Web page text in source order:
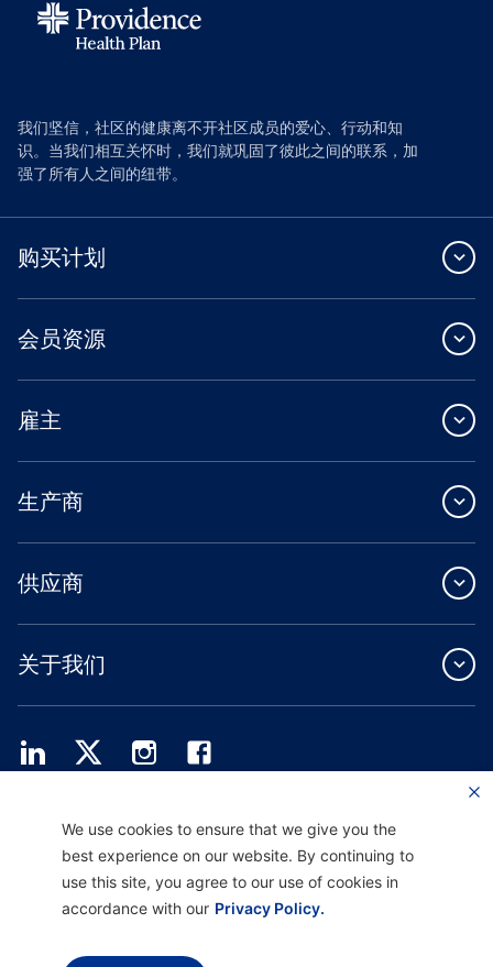
我们坚信，社区的健康离不开社区成员的爱心、行动和知
识。当我们相互关怀时，我们就巩固了彼此之间的联系，加
强了所有人之间的纽带。
购买计划
会员资源
雇主
生产商
供应商
关于我们
Providence Health Plan 提供商业团体、个人健康保障和 ASO 服务。
Providence Health Assurance 是一家 HMO、HMO-POS 和 HMO SNP，与
Medicare 和俄勒冈州健康计划签有合同。Providence Health Assurance 的注册取决
于合同续约。
免责声明 |非歧视和沟通协助 | 隐私惯例通知
We use cookies to ensure that we give you the
best experience on our website. By continuing to
use this site, you agree to our use of cookies in
accordance with our Privacy Policy.